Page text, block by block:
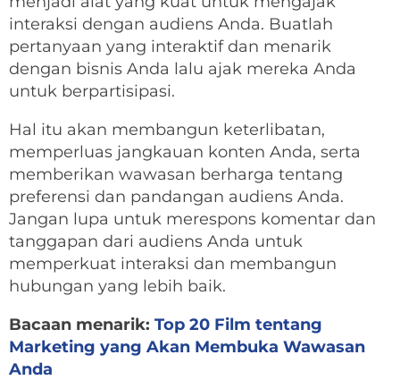
interaksi dengan audiens Anda. Buatlah
pertanyaan yang interaktif dan menarik
dengan bisnis Anda lalu ajak mereka Anda
untuk berpartisipasi.
Hal itu akan membangun keterlibatan,
memperluas jangkauan konten Anda, serta
memberikan wawasan berharga tentang
preferensi dan pandangan audiens Anda.
Jangan lupa untuk merespons komentar dan
tanggapan dari audiens Anda untuk
memperkuat interaksi dan membangun
hubungan yang lebih baik.
Bacaan menarik: Top 20 Film tentang
Marketing yang Akan Membuka Wawasan
Anda